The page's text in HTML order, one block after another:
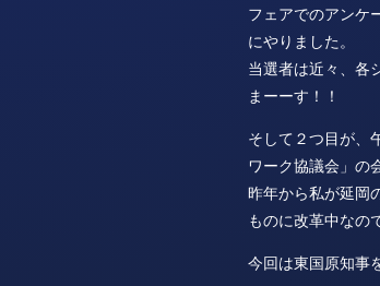
フェアでのアンケ
にやりました。
当選者は近々、各
まーーす！！
そして２つ目が、
ワーク協議会」の
昨年から私が延岡
ものに改革中なの
今回は東国原知事